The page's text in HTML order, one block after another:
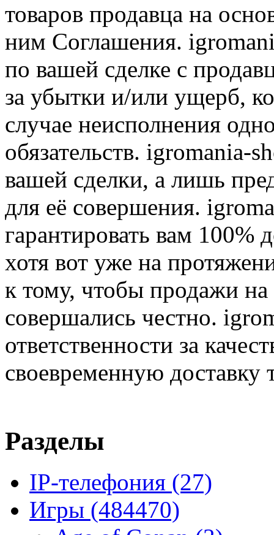
товаров продавца на
ним Соглашения.
по вашей сделке с
за убытки и/или ущерб,
случае неисполнения
обязательств. igromania-
вашей сделки, а лишь
для её совершения.
гарантировать вам 100%
хотя вот уже на
к тому, чтобы продажи
совершались честно.
ответственности за
своевременную доставку
Разделы
IP-телефония (27)
Игры (484470)